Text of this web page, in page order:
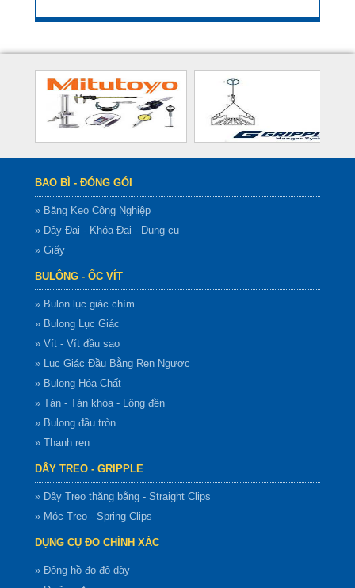
BAO BÌ - ĐÓNG GÓI
» Băng Keo Công Nghiệp
» Dây Đai - Khóa Đai - Dụng cụ
» Giấy
BULÔNG - ỐC VÍT
» Bulon lục giác chìm
» Bulong Lục Giác
» Vít - Vít đầu sao
» Lục Giác Đầu Bằng Ren Ngược
» Bulong Hóa Chất
» Tán - Tán khóa - Lông đền
» Bulong đầu tròn
» Thanh ren
DÂY TREO - GRIPPLE
» Dây Treo thăng bằng - Straight Clips
» Móc Treo - Spring Clips
DỤNG CỤ ĐO CHÍNH XÁC
» Đông hồ đo độ dày